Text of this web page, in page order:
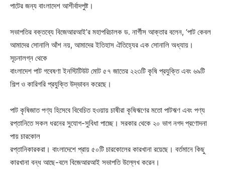
পাটের জন্য বাংলাদেশ আশীর্বাদপুষ্ট।
সভাপতির বক্তব্যে বিজেআরআই’র মহাপরিচালক ড. নার্গীস আক্তার বলেন, ‘পাট কেবল
আমাদের সোনালি আঁশ নয়, আমাদের ইতিহাস ঐতিহ্যের এক সোনালি অধ্যায়।
সূচনালগ্ন থেকে
বাংলাদেশ পাট গবেষণা ইনস্টিটিউট মোট ৫৭ জাতের ২২৩টি কৃষি প্রযুক্তি এবং ৬৯টি
শিল্প ও কারিগরি প্রযুক্তি উদ্ভাবন করেছে।
পাট কৃষিজাত পণ্য হিসেবে বিবেচিত হওয়ায় চাষীরা কৃষিঋণের মতো পাটঋণ এবং পণ্য
রপ্তানিতে সকল ধরনের সুযোগ-সুবিধা পাচ্ছে। সরকার থেকে ২০ ভাগ নগদ প্রণোদনা
পায় চারকোল
রপ্তানিকারকরা। বাংলাদেশে প্রায় ৫০টি চারকোলের কারখানা রয়েছে। বর্তমানে কিছু
কারখানা বন্ধ আছে-বলে বিজেআরআই সভাপতি উল্লেখ করেন।